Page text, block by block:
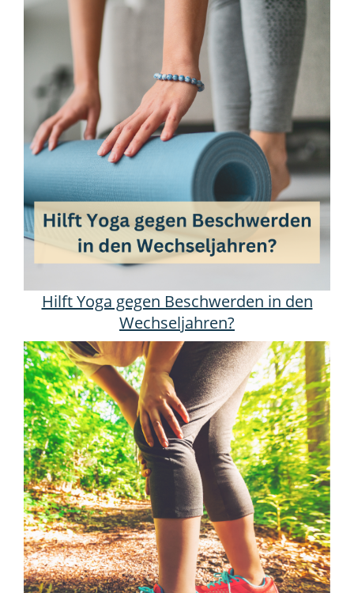
Hilft Yoga gegen Beschwerden in den
Wechseljahren?